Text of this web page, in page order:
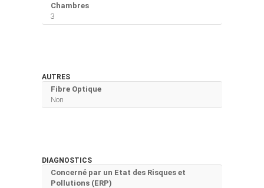
Chambres
3
AUTRES
Fibre Optique
Non
DIAGNOSTICS
Concerné par un Etat des Risques et
Pollutions (ERP)